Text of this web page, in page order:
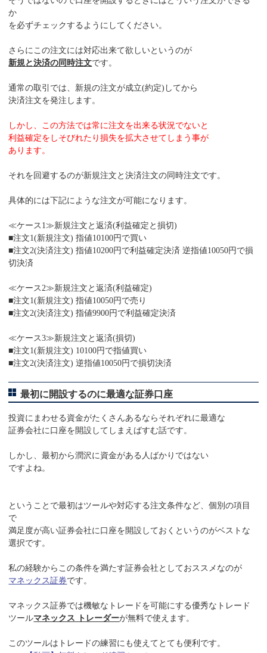
か
を必ずチェックするようにしてください。
さらにこの注文には対応出来て欲しいというのが
新規と決済の同時注文です。
通常の取引では、新規の注文が成立(約定)してから
決済注文を発注します。
しかし、この方法では常に注文を出来る状況でないと
利益確定をしそびれたり損失を拡大させてしまう事が
あります。
それを回避するのが新規注文と決済注文の同時注文です。
具体的には下記にような注文が可能になります。
≪ケース1≫新規注文と返済(利益確定と損切)
■注文1(新規注文) 指値10100円で買い
■注文2(決済注文) 指値10200円で利益確定決済 逆指値10050円で損
切決済
≪ケース2≫新規注文と返済(利益確定)
■注文1(新規注文) 指値10050円で売り
■注文2(決済注文) 指値9900円で利益確定決済
≪ケース3≫新規注文と返済(損切)
■注文1(新規注文) 10100円で指値買い
■注文2(決済注文) 逆指値10050円で損切決済
最初に開設するのに最適な証券口座
投資にまわせる資金がたくさんあるならそれぞれに最適な
証券会社に口座を開設してしまえばすむ話です。
しかし、最初から潤沢に資金がある人ばかりではない
ですよね。
ということで最初はツールや対応する注文条件など、個別の項目
で
満足度が高い証券会社に口座を開設しておくというのがベストな
選択です。
私の経験からこの条件を満たす証券会社としておススメなのが
マネックス証券です。
マネックス証券では機敏なトレードを可能にする優秀なトレード
ツールマネックス トレーダーが無料で使えます。
このツールはトレードの練習にも使えてとても便利です。